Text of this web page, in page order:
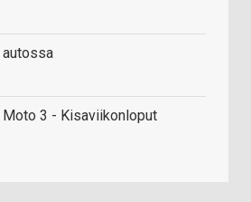
Moto 3 - Kisaviikonloput